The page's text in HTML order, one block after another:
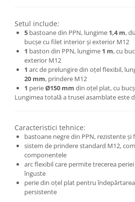
Setul include:
5 bastoane din PPN, lungime 1,4 m,
bucșe cu filet interior și exterior M12
1 baston din PPN, lungime 1 m, cu
exterior M12
1 arc de prelungire din oțel flexibil,
20 mm, prindere M12
1 perieØ150 mm din oțel plat, cu
Lungimea totală a trusei asamblate este
Caracteristici tehnice:
bastoane negre din PPN, rezistente și
sistem de prindere standard M12,
componentele
arc flexibil care permite trecerea
înguste
perie din oțel plat pentru
persistente